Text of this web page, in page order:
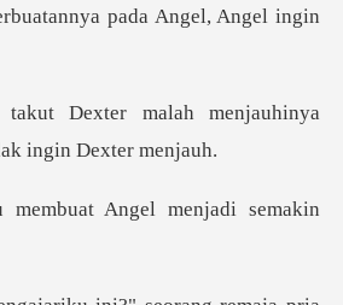
malah menjauhinya
membuat Angel men